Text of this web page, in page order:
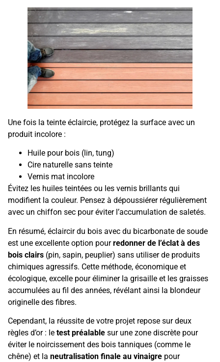
Une fois la teinte éclaircie, protégez la surface avec un
produit incolore :
Huile pour bois (lin, tung)
Cire naturelle sans teinte
Vernis mat incolore
Évitez les huiles teintées ou les vernis brillants qui
modifient la couleur. Pensez à dépoussiérer régulièrement
avec un chiffon sec pour éviter l’accumulation de saletés.
En résumé, éclaircir du bois avec du bicarbonate de soude
est une excellente option pourredonner de l’éclat à des
bois clairs (pin, sapin, peuplier) sans utiliser de produits
chimiques agressifs. Cette méthode, économique et
écologique, excelle pour éliminer la grisaille et les graisses
accumulées au fil des années, révélant ainsi la blondeur
originelle des fibres.
Cependant, la réussite de votre projet repose sur deux
règles d’or : le test préalable sur une zone discrète pour
éviter le noircissement des bois tanniques (comme le
chêne) et la neutralisation finale au vinaigre pour